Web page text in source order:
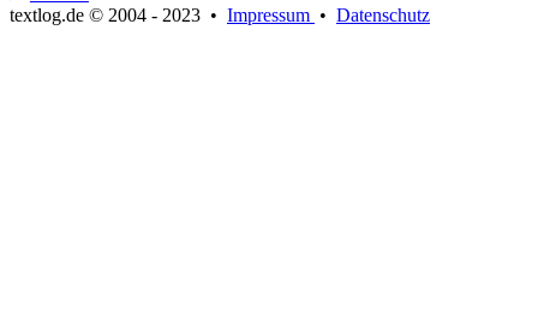
textlog.de © 2004 - 2023 • Impressum • Datenschutz